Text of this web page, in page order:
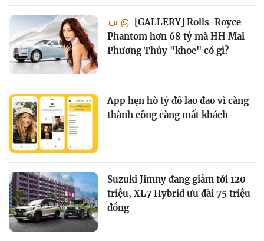
[GALLERY] Rolls-Royce
Phantom hơn 68 tỷ mà HH Mai
Phương Thúy "khoe" có gì?
App hẹn hò tỷ đô lao đao vì càng
thành công càng mất khách
Suzuki Jimny đang giảm tới 120
triệu, XL7 Hybrid ưu đãi 75 triệu
đồng